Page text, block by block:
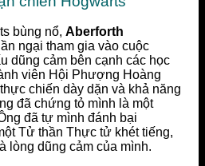
bùng nổ, Aberforth
ngại tham gia vào cuộc
dũng cảm bên cạnh các học
viên Hội Phượng Hoàng
chiến dày dặn và khả năng
đã chứng tỏ mình là một
đã tự mình đánh bại
Tử thần Thực tử khét tiếng,
lòng dũng cảm của mình.